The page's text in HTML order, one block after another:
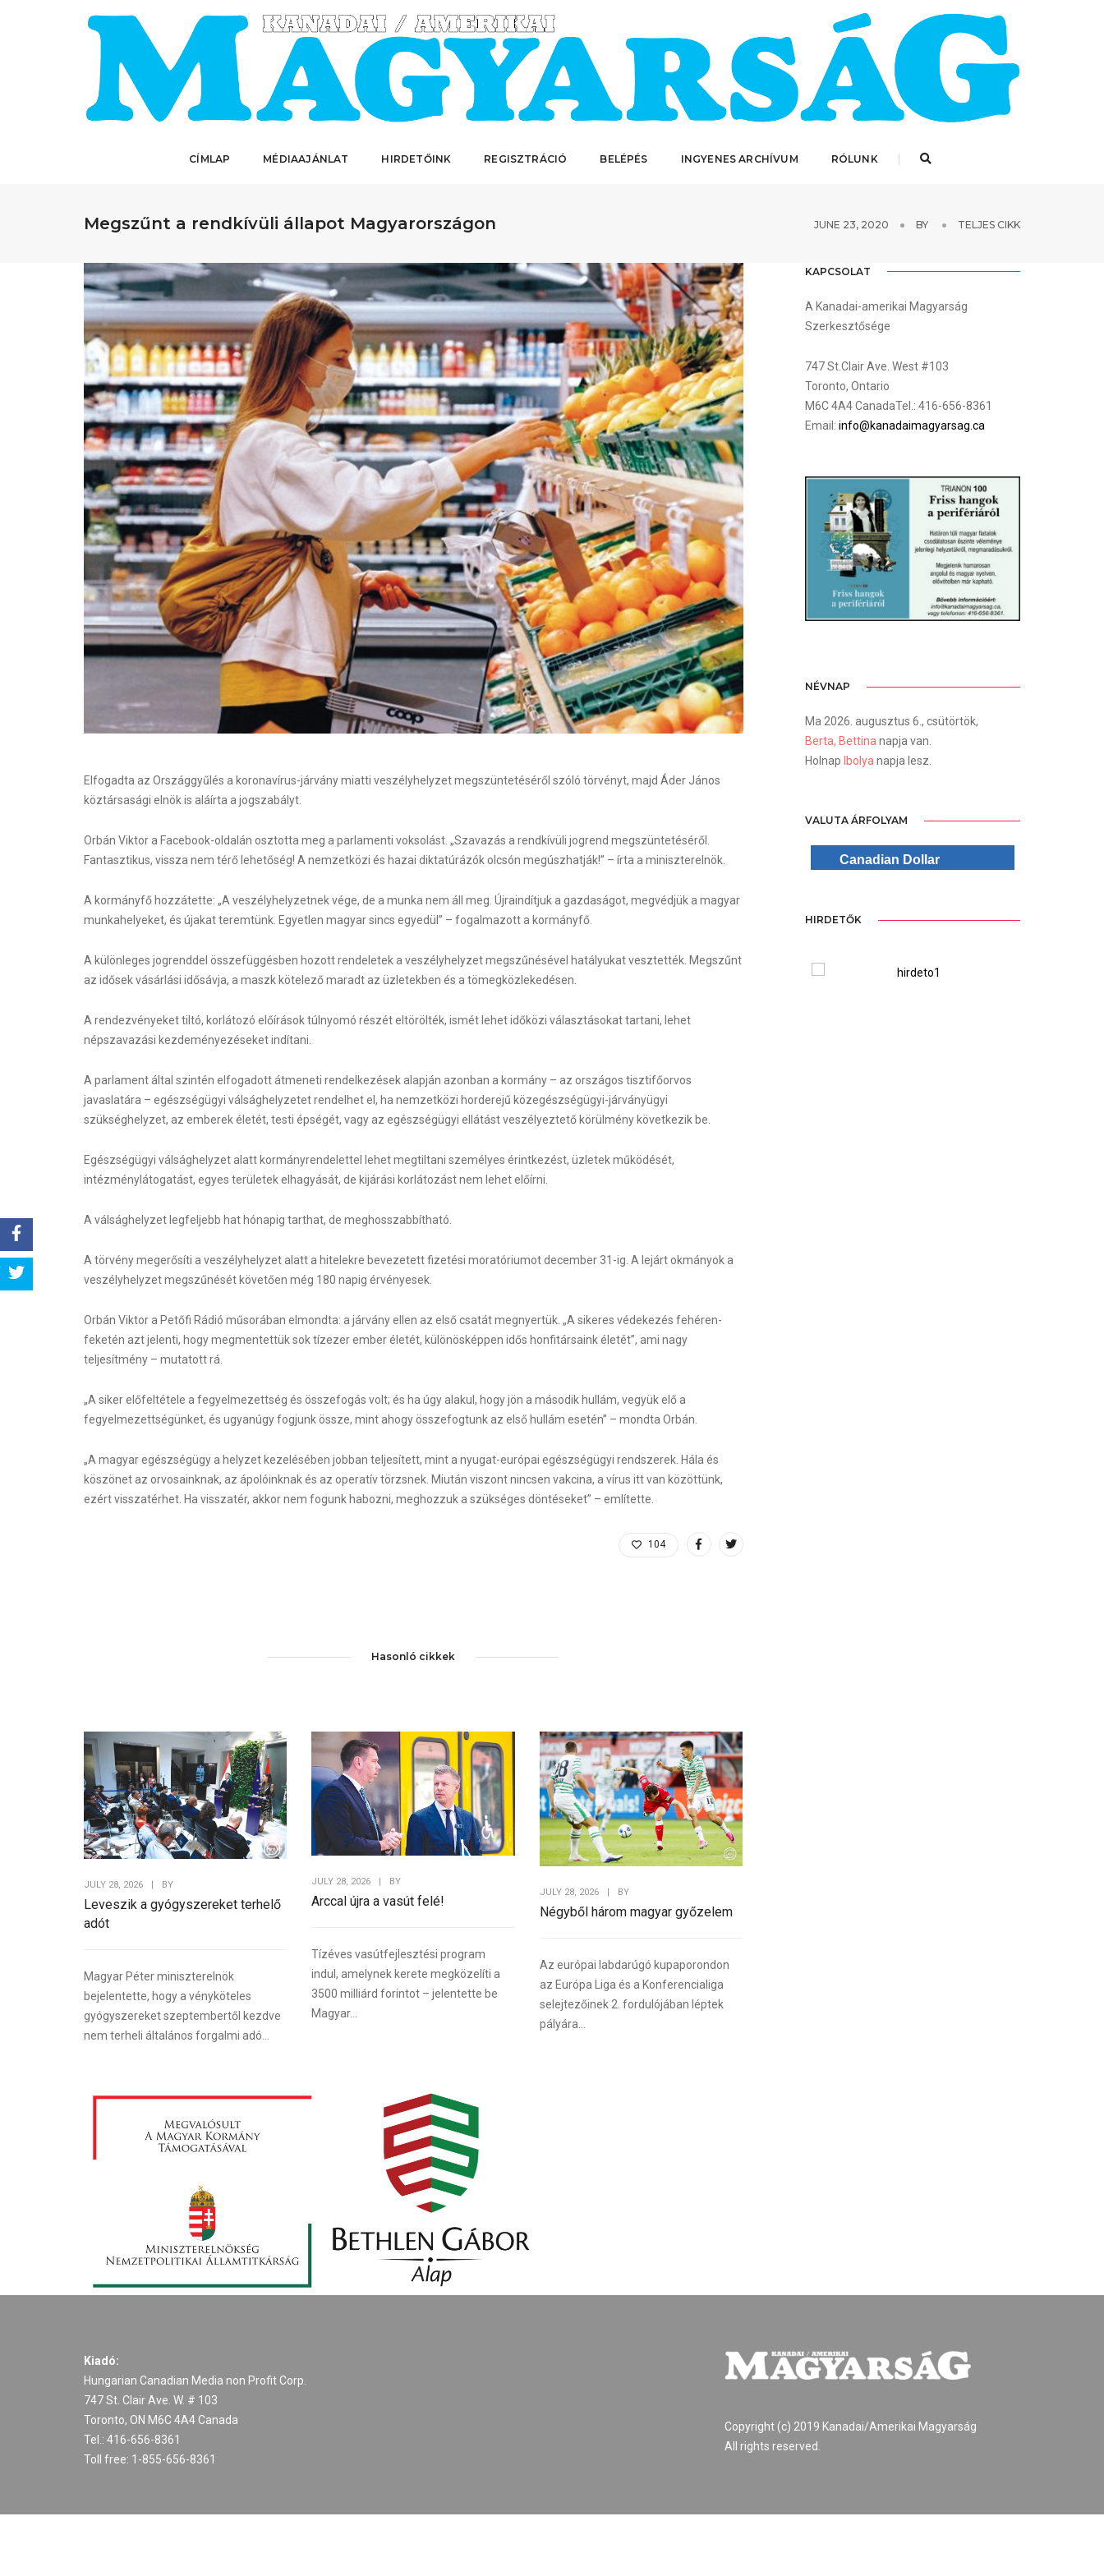
CÍMLAP MÉDIAAJÁNLAT HIRDETŐINK REGISZTRÁCIÓ BELÉPÉS INGYENES ARCHÍVUM RÓLUNK
Megszűnt a rendkívüli állapot Magyarországon JUNE 23, 2020 BY TELJES CIKK
Elfogadta az Országgyűlés a koronavírus-járvány miatti veszélyhelyzet megszüntetéséről szóló törvényt, majd Áder János
köztársasági elnök is aláírta a jogszabályt.
Orbán Viktor a Facebook-oldalán osztotta meg a parlamenti voksolást. „Szavazás a rendkívüli jogrend megszüntetéséről.
Fantasztikus, vissza nem térő lehetőség! A nemzetközi és hazai diktatúrázók olcsón megúszhatják!” – írta a miniszterelnök.
A kormányfő hozzátette: „A veszélyhelyzetnek vége, de a munka nem áll meg. Újraindítjuk a gazdaságot, megvédjük a magyar
munkahelyeket, és újakat teremtünk. Egyetlen magyar sincs egyedül” – fogalmazott a kormányfő.
A különleges jogrenddel összefüggésben hozott rendeletek a veszélyhelyzet megszűnésével hatályukat vesztették. Megszűnt
az idősek vásárlási idősávja, a maszk kötelező maradt az üzletekben és a tömegközlekedésen.
A rendezvényeket tiltó, korlátozó előírások túlnyomó részét eltörölték, ismét lehet időközi választásokat tartani, lehet
népszavazási kezdeményezéseket indítani.
A parlament által szintén elfogadott átmeneti rendelkezések alapján azonban a kormány – az országos tisztifőorvos
javaslatára – egészségügyi válsághelyzetet rendelhet el, ha nemzetközi horderejű közegészségügyi-járványügyi
szükséghelyzet, az emberek életét, testi épségét, vagy az egészségügyi ellátást veszélyeztető körülmény következik be.
Egészségügyi válsághelyzet alatt kormányrendelettel lehet megtiltani személyes érintkezést, üzletek működését,
intézménylátogatást, egyes területek elhagyását, de kijárási korlátozást nem lehet előírni.
A válsághelyzet legfeljebb hat hónapig tarthat, de meghosszabbítható.
A törvény megerősíti a veszélyhelyzet alatt a hitelekre bevezetett fizetési moratóriumot december 31-ig. A lejárt okmányok a
veszélyhelyzet megszűnését követően még 180 napig érvényesek.
Orbán Viktor a Petőfi Rádió műsorában elmondta: a járvány ellen az első csatát megnyertük. „A sikeres védekezés fehéren-
feketén azt jelenti, hogy megmentettük sok tízezer ember életét, különösképpen idős honfitársaink életét”, ami nagy
teljesítmény – mutatott rá.
„A siker előfeltétele a fegyelmezettség és összefogás volt; és ha úgy alakul, hogy jön a második hullám, vegyük elő a
fegyelmezettségünket, és ugyanúgy fogjunk össze, mint ahogy összefogtunk az első hullám esetén” – mondta Orbán.
„A magyar egészségügy a helyzet kezelésében jobban teljesített, mint a nyugat-európai egészségügyi rendszerek. Hála és
köszönet az orvosainknak, az ápolóinknak és az operatív törzsnek. Miután viszont nincsen vakcina, a vírus itt van közöttünk,
ezért visszatérhet. Ha visszatér, akkor nem fogunk habozni, meghozzuk a szükséges döntéseket” – említette.
104
Hasonló cikkek
JULY 28, 2026 | BY
Leveszik a gyógyszereket terhelő
adót
Magyar Péter miniszterelnök
bejelentette, hogy a vényköteles
gyógyszereket szeptembertől kezdve
nem terheli általános forgalmi adó...
JULY 28, 2026 | BY
Arccal újra a vasút felé!
Tízéves vasútfejlesztési program
indul, amelynek kerete megközelíti a
3500 milliárd forintot – jelentette be
Magyar...
JULY 28, 2026 BY
Négyből három magyar győzelem
Az európai labdarúgó kupaporondon
az Európa Liga és a Konferencialiga
selejtezőinek 2. fordulójában léptek
pályára...
KAPCSOLAT
A Kanadai-amerikai Magyarság
Szerkesztősége
747 St.Clair Ave. West #103
Toronto, Ontario
M6C 4A4 CanadaTel.: 416-656-8361
Email: info@kanadaimagyarsag.ca
NÉVNAP
Ma 2026. augusztus 6., csütörtök,
Berta, Bettinanapja van.
Holnap Ibolyanapja lesz.
VALUTA ÁRFOLYAM
Canadian Dollar
HIRDETŐK
WordPress Carousel Free Version
Kiadó:
Hungarian Canadian Media non Profit Corp.
747 St. Clair Ave. W. # 103
Toronto, ON M6C 4A4 Canada
Tel.: 416-656-8361
Toll free: 1-855-656-8361
Copyright (c) 2019 Kanadai/Amerikai Magyarság
All rights reserved.
Share